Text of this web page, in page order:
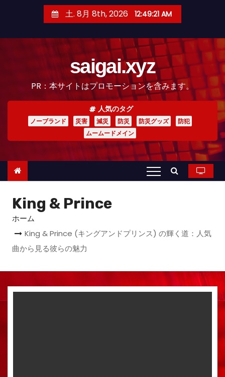
土. 8月 8th, 2026 12:49:22 AM
saigai.xyz
PR：本サイトはプロモーションを含みます。
人気のタグ
ノーブランド 災害 減災 防災 防災グッズ
防犯
ムームードメイン
King & Prince
ホーム
King & Prince (キングアンドプリンス) の輝く道：人気
曲から見る彼らの魅力